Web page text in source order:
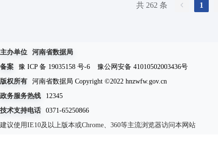
共 262 条 1
主办单位
河南省数据局
备案
豫 ICP 备 19035158 号-6
豫公网安备 41010502003436号
版权所有
河南省数据局 Copyright ©2022 hnzwfw.gov.cn
政务服务热线
12345
技术支持电话
0371-65250866
建议使用IE10及以上版本或Chrome、360等主流浏览器访问本网站